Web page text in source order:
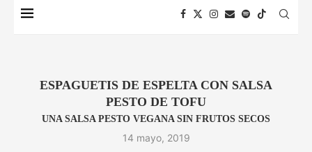
ESPAGUETIS DE ESPELTA CON SALSA
PESTO DE TOFU
UNA SALSA PESTO VEGANA SIN FRUTOS SECOS
14 mayo, 2019